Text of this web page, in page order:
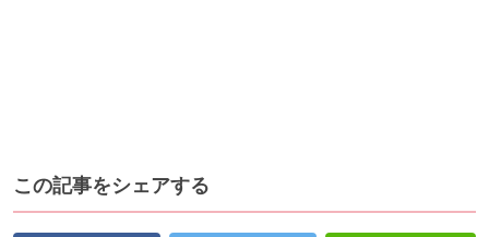
この記事をシェアする